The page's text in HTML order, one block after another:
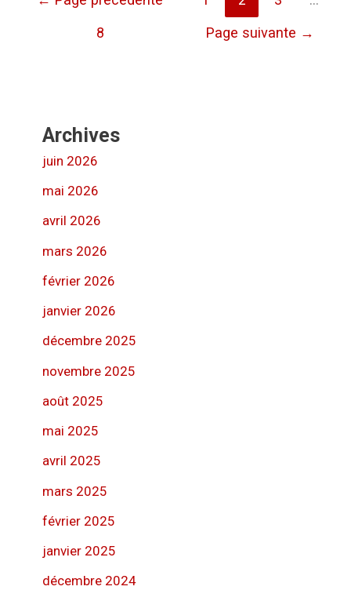
8 Page suivante →
Archives
juin 2026
mai 2026
avril 2026
mars 2026
février 2026
janvier 2026
décembre 2025
novembre 2025
août 2025
mai 2025
avril 2025
mars 2025
février 2025
janvier 2025
décembre 2024